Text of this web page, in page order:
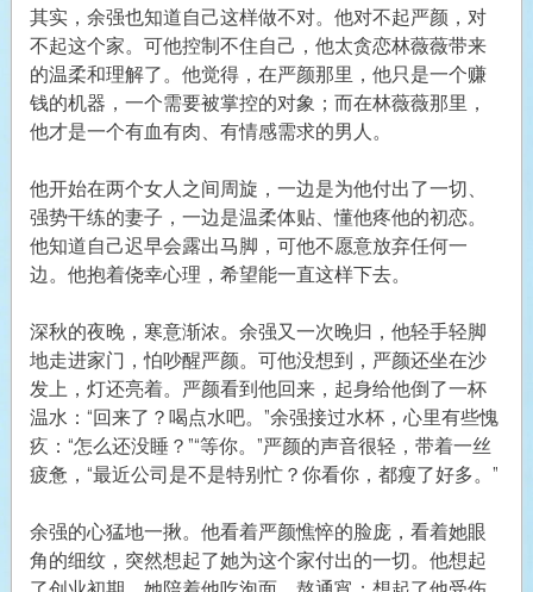
其实，余强也知道自己这样做不对。他对不起严颜，对
不起这个家。可他控制不住自己，他太贪恋林薇薇带来
的温柔和理解了。他觉得，在严颜那里，他只是一个赚
钱的机器，一个需要被掌控的对象；而在林薇薇那里，
他才是一个有血有肉、有情感需求的男人。
他开始在两个女人之间周旋，一边是为他付出了一切、
强势干练的妻子，一边是温柔体贴、懂他疼他的初恋。
他知道自己迟早会露出马脚，可他不愿意放弃任何一
边。他抱着侥幸心理，希望能一直这样下去。
深秋的夜晚，寒意渐浓。余强又一次晚归，他轻手轻脚
地走进家门，怕吵醒严颜。可他没想到，严颜还坐在沙
发上，灯还亮着。严颜看到他回来，起身给他倒了一杯
温水：“回来了？喝点水吧。”余强接过水杯，心里有些愧
疚：“怎么还没睡？”“等你。”严颜的声音很轻，带着一丝
疲惫，“最近公司是不是特别忙？你看你，都瘦了好多。”
余强的心猛地一揪。他看着严颜憔悴的脸庞，看着她眼
角的细纹，突然想起了她为这个家付出的一切。他想起